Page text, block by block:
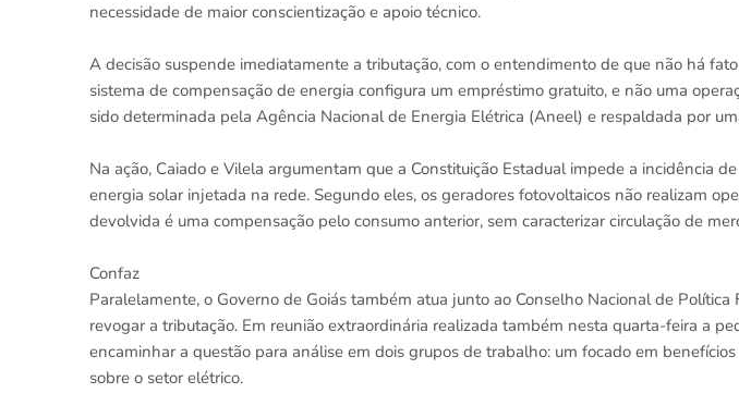
necessidade de maior conscientização e apoio técnico.
A decisão suspende imediatamente a tributação, com o entendimento de que não há
sistema de compensação de energia configura um empréstimo gratuito, e não uma
sido determinada pela Agência Nacional de Energia Elétrica (Aneel) e respaldada por
Na ação, Caiado e Vilela argumentam que a Constituição Estadual impede a incidência
energia solar injetada na rede. Segundo eles, os geradores fotovoltaicos não realizam
devolvida é uma compensação pelo consumo anterior, sem caracterizar circulação de
Confaz
Paralelamente, o Governo de Goiás também atua junto ao Conselho Nacional de Política
revogar a tributação. Em reunião extraordinária realizada também nesta quarta-feira a
encaminhar a questão para análise em dois grupos de trabalho: um focado em
sobre o setor elétrico.